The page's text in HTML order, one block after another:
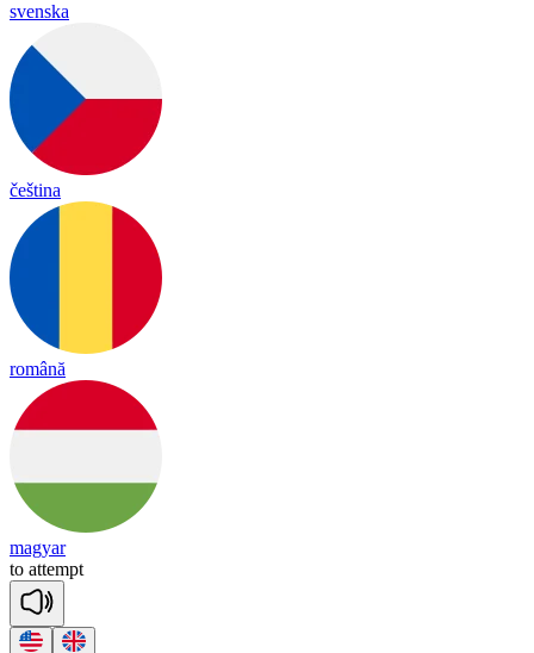
svenska
čeština
română
magyar
to attempt